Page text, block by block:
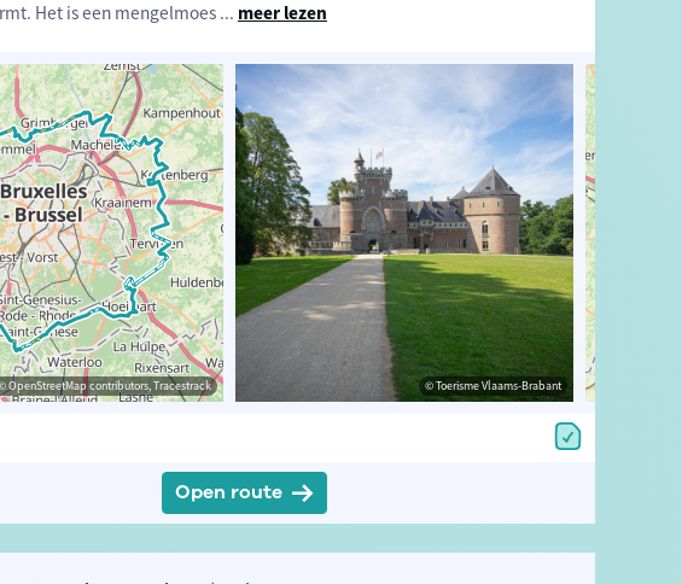
contributors, Tracestrack © David Samyn
Het is een mengelmoes ... meer lezen
OpenStreetMap contributors, Tracestrack © Toerisme Vlaams-Brabant
Open route